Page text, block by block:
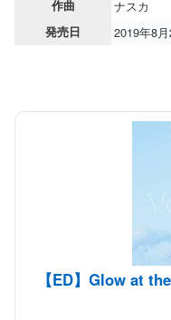
作曲 ナスカ
発売日 2019年8月
【ED】Glow at